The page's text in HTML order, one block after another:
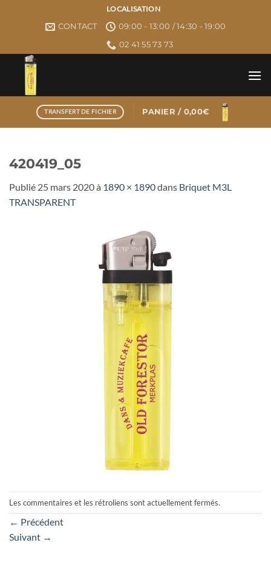
LOCALISATION
CONTACT
09:00 - 13:00 / 14:30 - 19:00
02 41 55 73 73
TRANSFERT DE FICHIER PANIER / 0,00€
420419_05
Publié 25 mars 2020à 1890 × 1890dans Briquet M3L
TRANSPARENT
Les commentaires et les rétroliens sont actuellement fermés.
← Précédent
Suivant →